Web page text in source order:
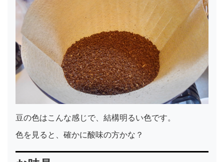
豆の色はこんな感じで、結構明るい色です。
色を見ると、確かに酸味の方かな？